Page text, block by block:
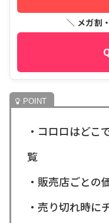
＼ メガ割
・コロロはどこ
覧
・販売店ごとの
・売り切れ時に